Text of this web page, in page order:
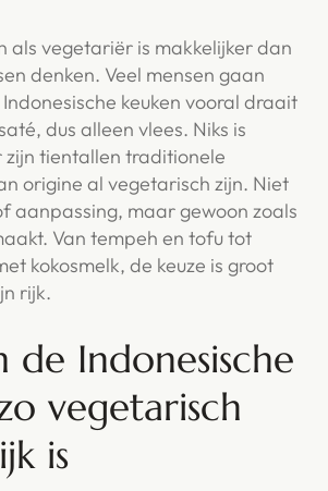
als vegetariër is makkelijker dan
denken. Veel mensen gaan
keuken vooral draait
dus alleen vlees. Niks is
zijn tientallen traditionele
origine al vegetarisch zijn. Niet
aanpassing, maar gewoon zoals
Van tempeh en tofu tot
kokosmelk, de keuze is groot
rijk.
de Indonesische
vegetarisch
is